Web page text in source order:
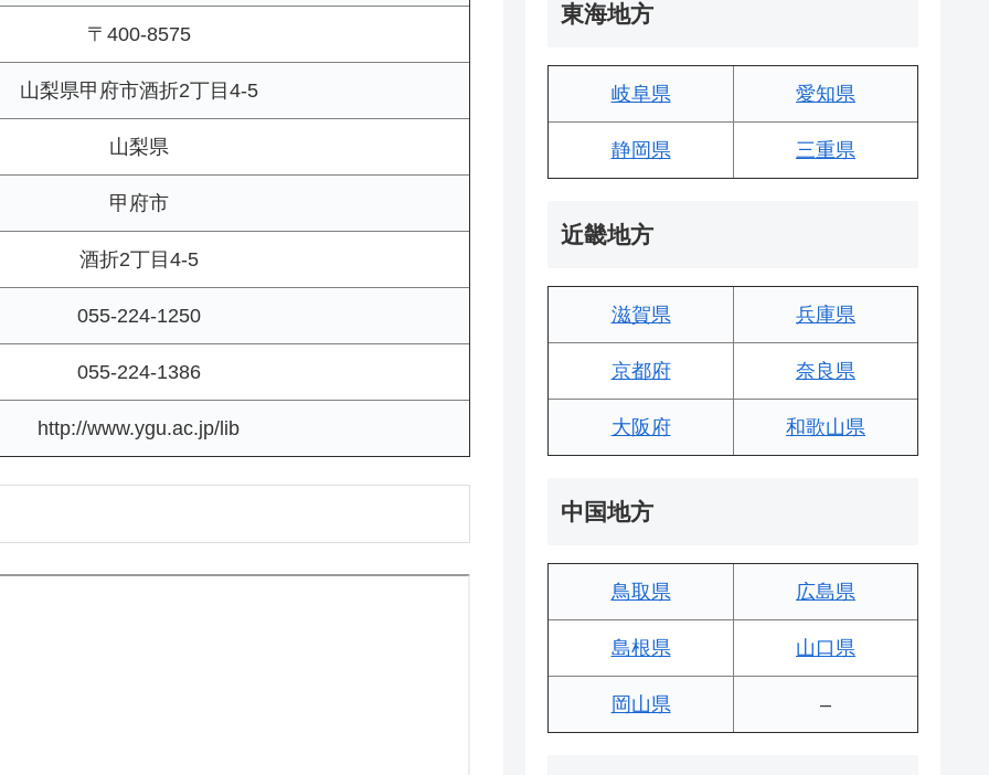
〒400-8575
山梨県甲府市酒折2丁目4-5
山梨県
甲府市
酒折2丁目4-5
055-224-1250
055-224-1386
http://www.ygu.ac.jp/lib
東海地方
岐阜県 愛知県
静岡県 三重県
近畿地方
滋賀県 兵庫県
京都府 奈良県
大阪府 和歌山県
中国地方
鳥取県 広島県
島根県 山口県
岡山県 –